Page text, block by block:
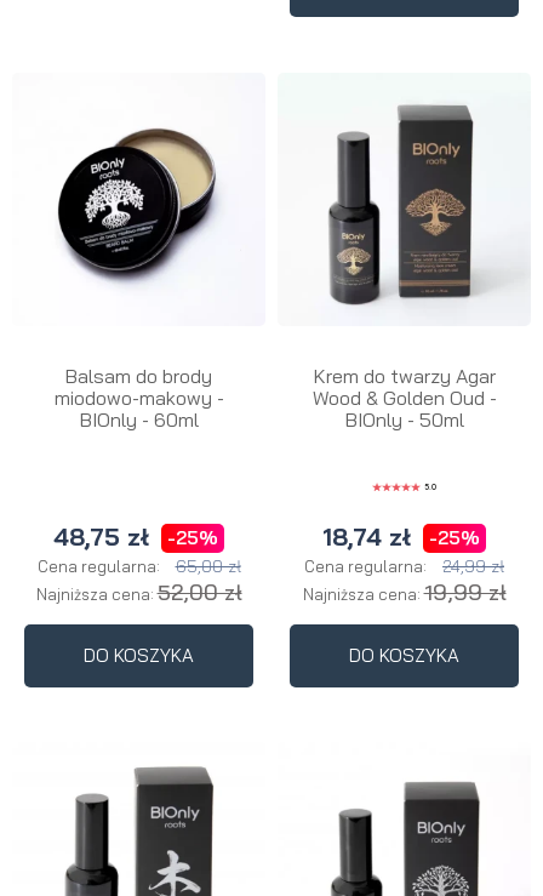
Balsam do brody
miodowo-makowy -
BIOnly - 60ml
48,75 zł -25%
Cena regularna: 65,00 zł
Najniższa cena:52,00 zł
DO KOSZYKA
Krem do twarzy Agar
Wood & Golden Oud -
BIOnly - 50ml
5.0
18,74 zł -25%
Cena regularna: 24,99 zł
Najniższa cena:19,99 zł
DO KOSZYKA